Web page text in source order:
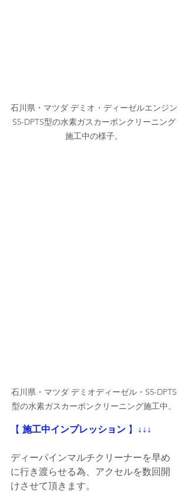
石川県・マツダ デミオ・ディーゼルエンジン
S5-DPTS型の水素ガスカーボンクリーニング
施工中の様子。
石川県・マツダ デミオディーゼル・S5-DPTS
型の水素ガスカーボンクリーニング施工中。
【 施工中インプレッション 】 ↓↓↓
ディーパインマルチクリーナーを早め
に行き渡らせる為、アクセルを数回開
けさせて頂きます。